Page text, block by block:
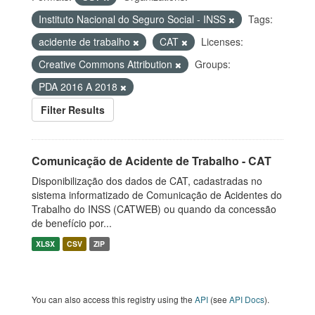
Instituto Nacional do Seguro Social - INSS
Tags:
acidente de trabalho
CAT
Licenses:
Creative Commons Attribution
Groups:
PDA 2016 A 2018
Filter Results
Comunicação de Acidente de Trabalho - CAT
Disponibilização dos dados de CAT, cadastradas no
sistema informatizado de Comunicação de Acidentes do
Trabalho do INSS (CATWEB) ou quando da concessão
de benefício por...
XLSX CSV ZIP
You can also access this registry using the API (see API Docs).